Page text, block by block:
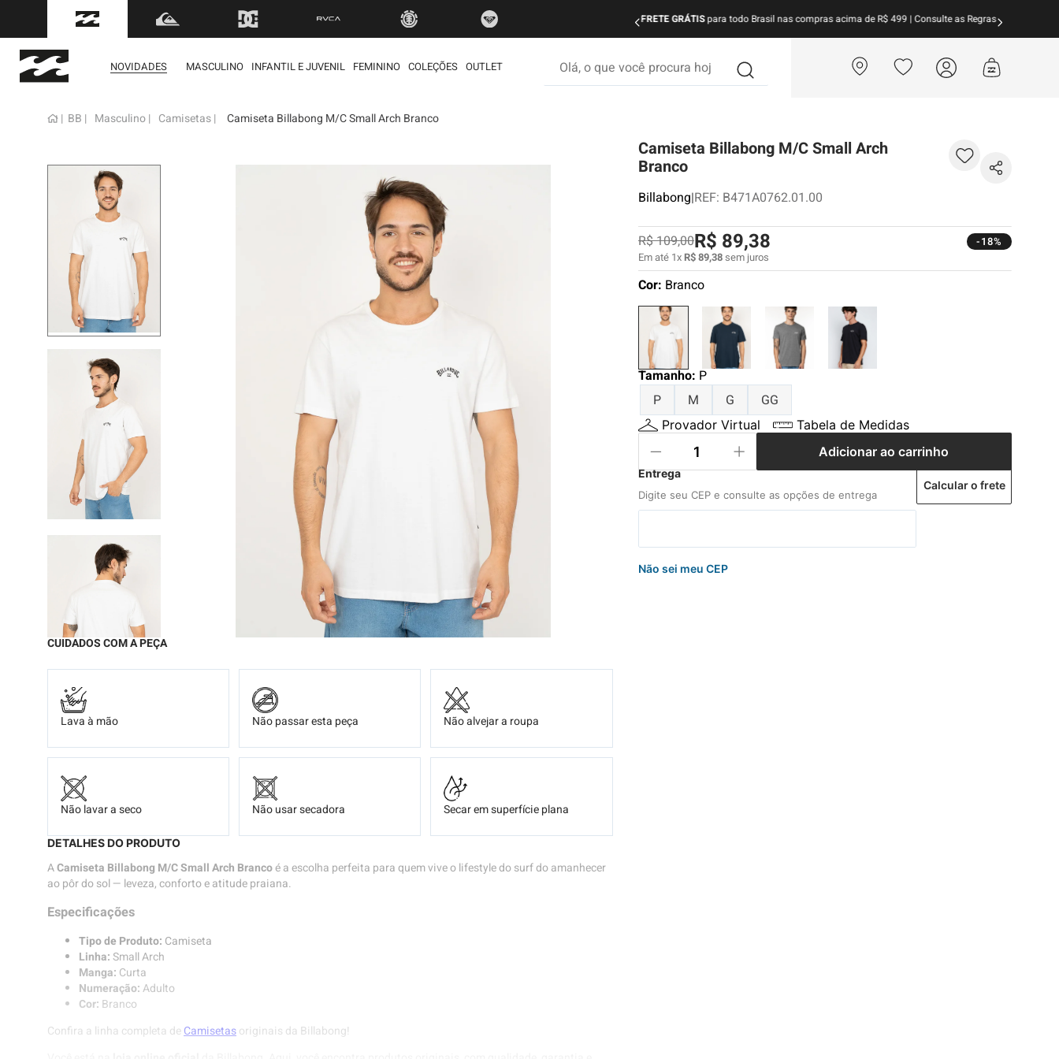
FRETE GRÁTISpara todo Brasil nas compras acima de R$ 499 | Consulte as Regras Parcele suas compras ematé 10x sem juros!Aproveite!
NOVIDADES MASCULINO INFANTIL E JUVENIL FEMININO COLEÇÕES OUTLET
BB Masculino Camisetas Camiseta Billabong M/C Small Arch Branco
CUIDADOS COM A PEÇA
Lava à mão Não passar esta peça Não alvejar a roupa
Não lavar a seco Não usar secadora Secar em superfície plana
DETALHES DO PRODUTO
ACamiseta Billabong M/C Small Arch Brancoé a escolha perfeita para quem vive o lifestyle do surf do amanhecer
ao pôr do sol — leveza, conforto e atitude praiana.
Especificações
Tipo de Produto: Camiseta
Linha:Small Arch
Manga: Curta
Numeração:Adulto
Cor: Branco
Confira a linha completa deCamisetasoriginais da Billabong!
Camiseta Billabong M/C Small Arch
Branco
Billabong|REF: B471A0762.01.00
R$109,00R$ 89,38
Em até 1xR$89,38sem juros
-18%
Cor: Branco
Tamanho: P
P
M G GG
Provador Virtual
Tabela de Medidas
Adicionar ao carrinho
Não sei meu CEP
Calcular o frete
termos mais buscados
boardshort
camiseta
jaqueta